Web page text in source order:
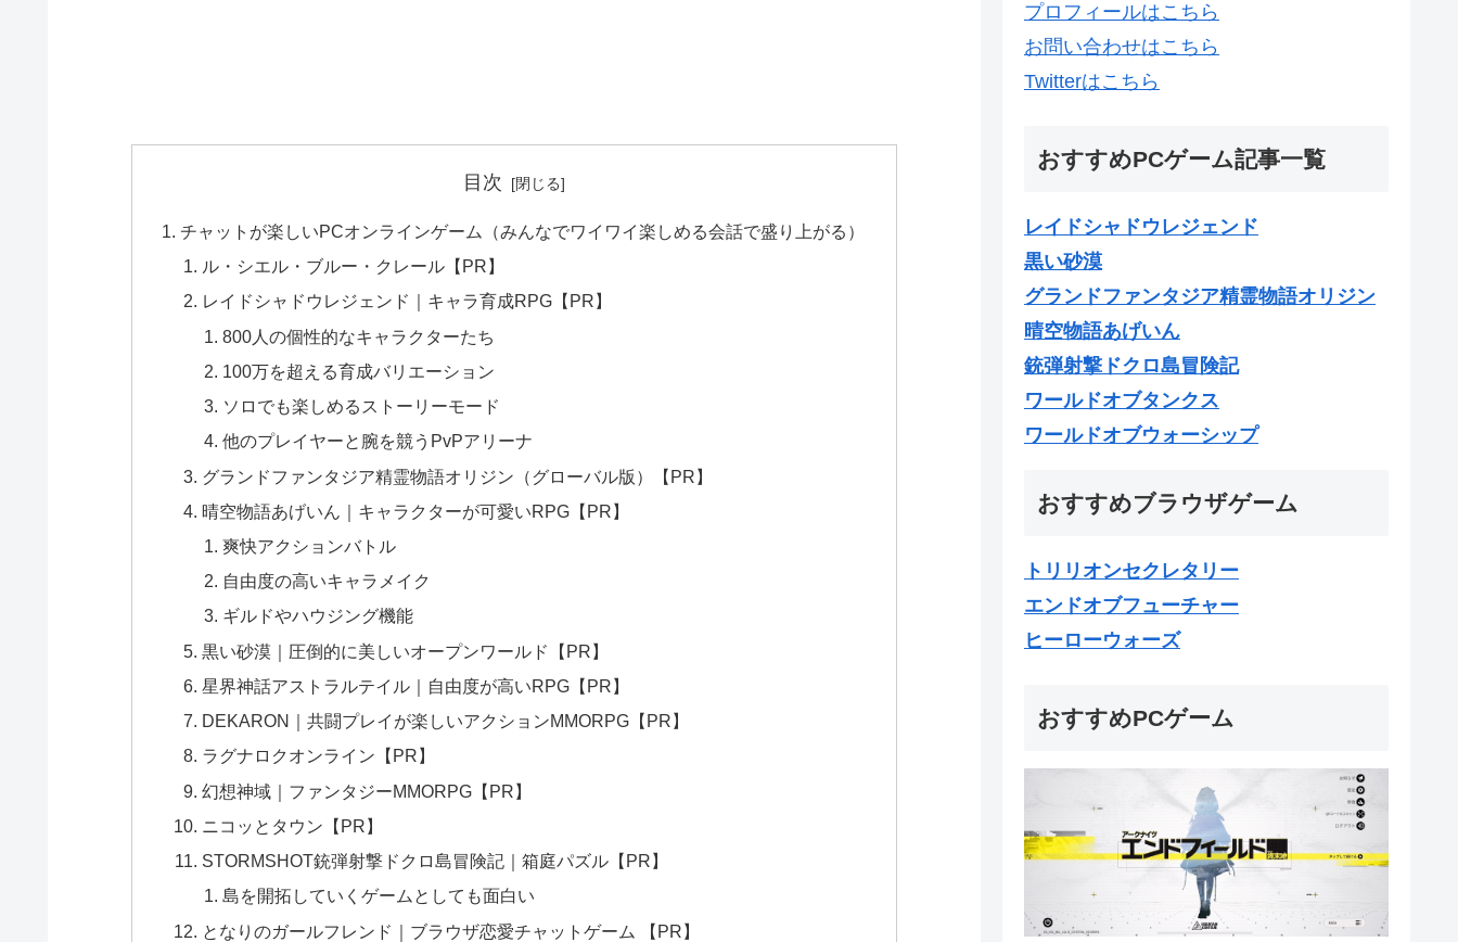
目次
チャットが楽しいPCオンラインゲーム（みんなでワイワイ楽しめる会話で盛り上がる）
ル・シエル・ブルー・クレール【PR】
レイドシャドウレジェンド｜キャラ育成RPG【PR】
800人の個性的なキャラクターたち
100万を超える育成バリエーション
ソロでも楽しめるストーリーモード
他のプレイヤーと腕を競うPvPアリーナ
グランドファンタジア精霊物語オリジン（グローバル版）【PR】
晴空物語あげいん｜キャラクターが可愛いRPG【PR】
爽快アクションバトル
自由度の高いキャラメイク
ギルドやハウジング機能
黒い砂漠｜圧倒的に美しいオープンワールド【PR】
星界神話アストラルテイル｜自由度が高いRPG【PR】
DEKARON｜共闘プレイが楽しいアクションMMORPG【PR】
ラグナロクオンライン【PR】
幻想神域｜ファンタジーMMORPG【PR】
ニコッとタウン【PR】
STORMSHOT銃弾射撃ドクロ島冒険記｜箱庭パズル【PR】
島を開拓していくゲームとしても面白い
となりのガールフレンド｜ブラウザ恋愛チャットゲーム 【PR】
プロフィールはこちら
お問い合わせはこちら
Twitterはこちら
おすすめPCゲーム記事一覧
レイドシャドウレジェンド
黒い砂漠
グランドファンタジア精霊物語オリジン
晴空物語あげいん
銃弾射撃ドクロ島冒険記
ワールドオブタンクス
ワールドオブウォーシップ
おすすめブラウザゲーム
トリリオンセクレタリー
エンドオブフューチャー
ヒーローウォーズ
おすすめPCゲーム